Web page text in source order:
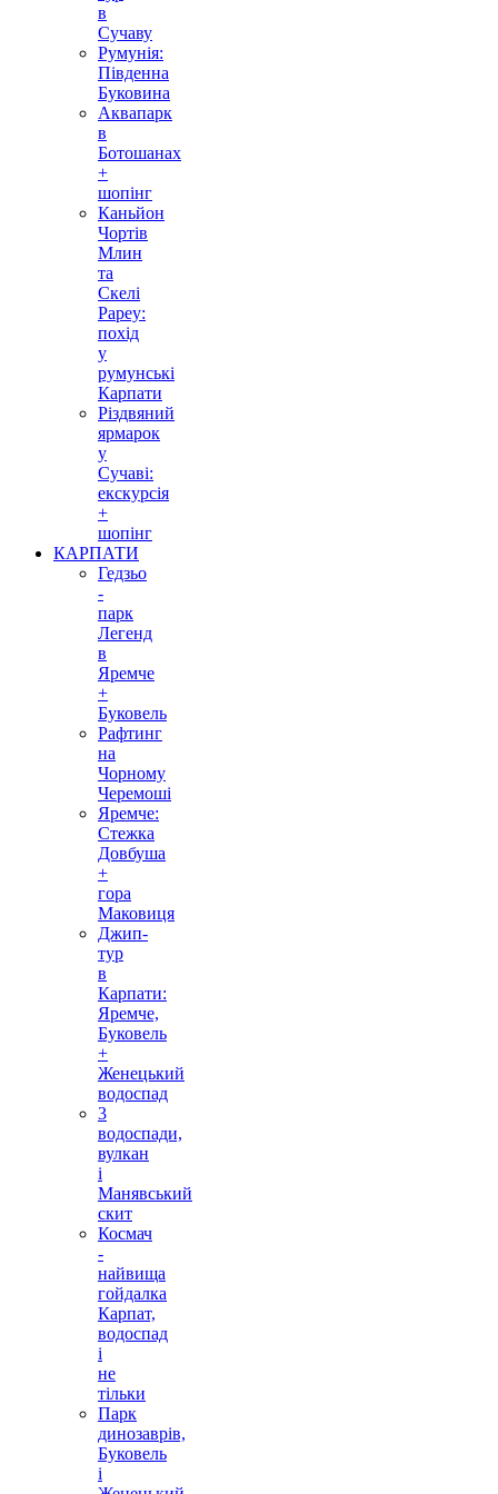
в
Сучаву
Румунія:
Південна
Буковина
Аквапарк
в
Ботошанах
+
шопінг
Каньйон
Чортів
Млин
та
Скелі
Рареу:
похід
у
румунські
Карпати
Різдвяний
ярмарок
у
Сучаві:
екскурсія
+
шопінг
КАРПАТИ
Гедзьо
-
парк
Легенд
в
Яремче
+
Буковель
Рафтинг
на
Чорному
Черемоші
Яремче:
Стежка
Довбуша
+
гора
Маковиця
Джип-
тур
в
Карпати:
Яремче,
Буковель
+
Женецький
водоспад
3
водоспади,
вулкан
і
Манявський
скит
Космач
-
найвища
гойдалка
Карпат,
водоспад
і
не
тільки
Парк
динозаврів,
Буковель
і